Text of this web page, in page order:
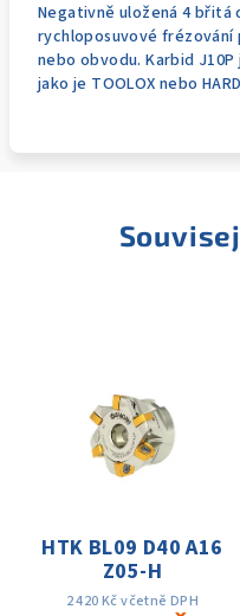
Negativně uložená 4 břitá
rychloposuvové
nebo obvodu. Karbid
jako je TOOLOX nebo
HTK BL09 D40 A16
Z05-H
2 420 Kč včetně DPH